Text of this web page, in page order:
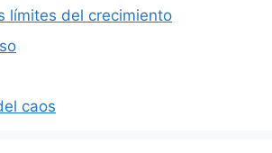
límites del crecimiento
caos